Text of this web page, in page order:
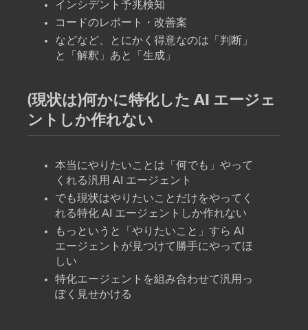
インシデント予兆検知
コードのレポート・改善案
などなど、とにかく得意なのは「判断」
と「解釈」あと「生成」
(現状は)何かに特化した AI エージェ
ントしか作れない
本当にやりたいことは「何でも」やって
くれる汎用 AI エージェント
でも現状はやりたいことだけをやってく
れる特化 AI エージェントしか作れない
もっというと「やりたいこと」すら AI
エージェントが見つけて勝手にやってほ
しい
特化エージェントを組み合わせて汎用っ
ぽく見せかける